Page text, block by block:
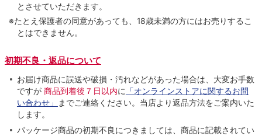
とさせていただきます。
※たとえ保護者の同意があっても、18歳未満の方にはお売りするこ
とはできません。
初期不良・返品について
お届け商品に誤送や破損・汚れなどがあった場合は、大変お手数
ですが 商品到着後７日以内に 「オンラインストアに関するお問
い合わせ」 までご連絡ください。当店より返品方法をご案内いた
します。
パッケージ商品の初期不良につきましては、商品に記載されてい